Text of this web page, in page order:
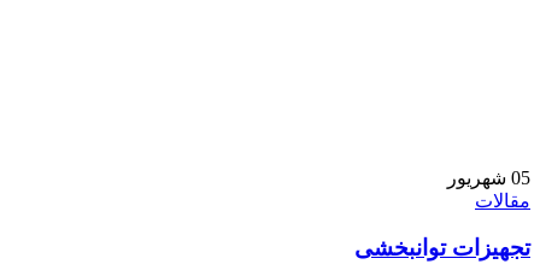
05 شهریور
مقالات
تجهیزات توانبخشی